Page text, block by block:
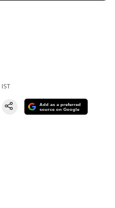
IST
Add as a preferred
source on Google